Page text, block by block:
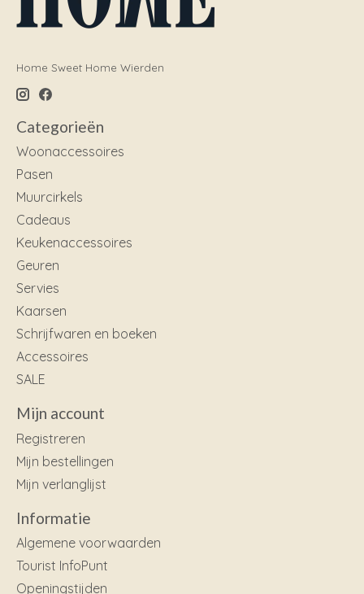
Home Sweet Home Wierden
Categorieën
Woonaccessoires
Pasen
Muurcirkels
Cadeaus
Keukenaccessoires
Geuren
Servies
Kaarsen
Schrijfwaren en boeken
Accessoires
SALE
Mijn account
Registreren
Mijn bestellingen
Mijn verlanglijst
Informatie
Algemene voorwaarden
Tourist InfoPunt
Openingstijden